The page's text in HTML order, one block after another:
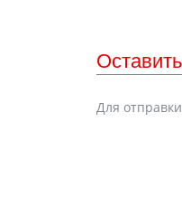
Оставить
Для